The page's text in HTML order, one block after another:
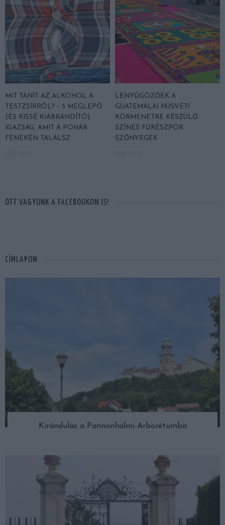
MIT TANÍT AZ ALKOHOL A
TESTZSÍRRÓL? – 5 MEGLEPŐ
(ÉS KISSÉ KIÁBRÁNDÍTÓ)
IGAZSÁG, AMIT A POHÁR
FENEKÉN TALÁLSZ
LENYŰGÖZŐEK A
GUATEMALAI HÚSVÉTI
KÖRMENETRE KÉSZÜLŐ
SZÍNES FŰRÉSZPOR
SZŐNYEGEK
OTT VAGYUNK A FACEBOOKON IS!
CÍMLAPON
Kirándulás a Pannonhalmi Arborétumba